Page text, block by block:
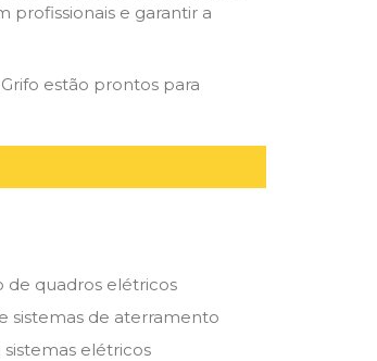
profissionais e garantir a
estão prontos para
de quadros elétricos
sistemas de aterramento
sistemas elétricos